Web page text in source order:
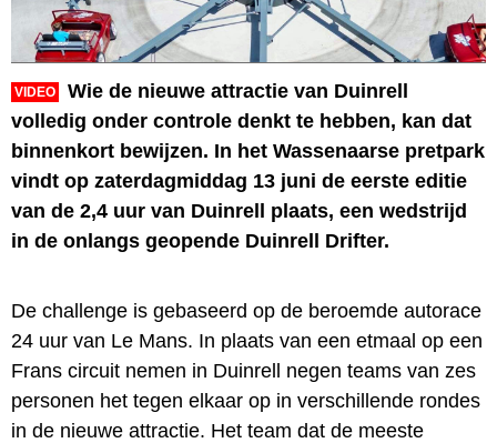
VIDEO
Wie de nieuwe attractie van Duinrell
volledig onder controle denkt te hebben, kan dat
binnenkort bewijzen. In het Wassenaarse pretpark
vindt op zaterdagmiddag 13 juni de eerste editie
van de 2,4 uur van Duinrell plaats, een wedstrijd
in de onlangs geopende Duinrell Drifter.
De challenge is gebaseerd op de beroemde autorace
24 uur van Le Mans. In plaats van een etmaal op een
Frans circuit nemen in Duinrell negen teams van zes
personen het tegen elkaar op in verschillende rondes
in de nieuwe attractie. Het team dat de meeste